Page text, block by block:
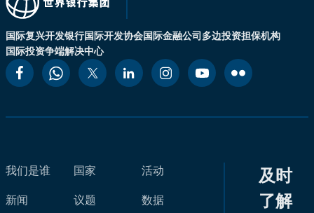
国际复兴开发银行国际开发协会国际金融公司多边投资担保机构
国际投资争端解决中心
我们是谁
新闻
国家
议题
活动
数据
及时
了解